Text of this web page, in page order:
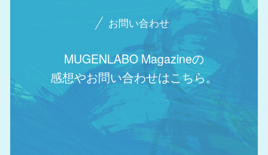
お問い合わせ
MUGENLABO Magazineの
感想やお問い合わせはこちら。